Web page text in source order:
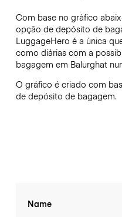
Com base no gráfico
opção de depósito de
LuggageHero é a única
como diárias com a
bagagem em Balurghat
O gráfico é criado com
de depósito de bagagem.
Name